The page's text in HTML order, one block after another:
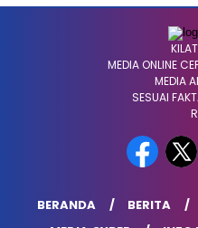
MEDIA ONLINE
MEDIA
SESUAI
BERANDA BERITA